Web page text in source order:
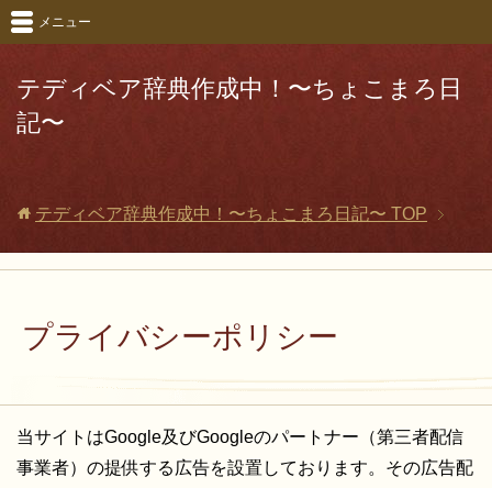
テディベア辞典作成中！〜ちょこまろ日
記〜
メニュー
テディベア辞典作成中！〜ちょこまろ日記〜 TOP
プライバシーポリシー
当サイトはGoogle及びGoogleのパートナー（第三者配信
事業者）の提供する広告を設置しております。その広告配